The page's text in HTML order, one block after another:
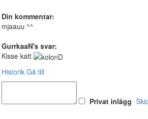
Din kommentar:
mjaauu ^^
GurrkaaN's svar:
Kisse katt
Historik Gå till
Privat inlägg